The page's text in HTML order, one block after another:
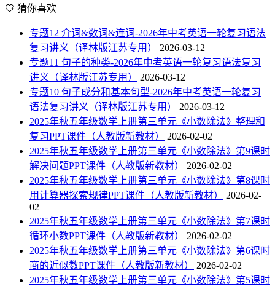
猜你喜欢
专题12 介词&数词&连词-2026年中考英语一轮复习语法
复习讲义（译林版江苏专用）
2026-03-12
专题11 句子的种类-2026年中考英语一轮复习语法复习
讲义（译林版江苏专用）
2026-03-12
专题10 句子成分和基本句型-2026年中考英语一轮复习
语法复习讲义（译林版江苏专用）
2026-03-12
2025年秋五年级数学上册第三单元《小数除法》整理和
复习PPT课件（人教版新教材）
2026-02-02
2025年秋五年级数学上册第三单元《小数除法》第9课时
解决问题PPT课件（人教版新教材）
2026-02-02
2025年秋五年级数学上册第三单元《小数除法》第8课时
用计算器探索规律PPT课件（人教版新教材）
2026-02-
02
2025年秋五年级数学上册第三单元《小数除法》第7课时
循环小数PPT课件（人教版新教材）
2026-02-02
2025年秋五年级数学上册第三单元《小数除法》第6课时
商的近似数PPT课件（人教版新教材）
2026-02-02
2025年秋五年级数学上册第三单元《小数除法》第5课时